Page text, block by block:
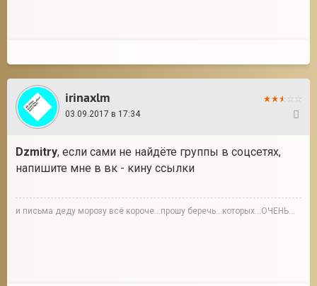
irinaxlm
03.09.2017 в 17:34
Dzmitry, если сами не найдёте группы в соцсетях,
напишите мне в вк - кину ссылки
и письма деду морозу всё короче...прошу беречь...которых...ОЧЕНЬ...